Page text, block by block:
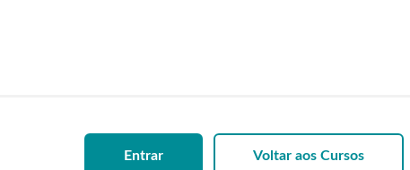
Entrar Voltar aos Cursos